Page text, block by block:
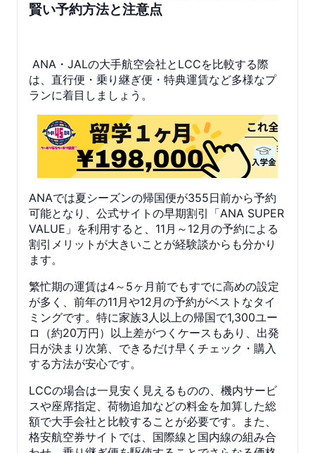
賢い予約方法と注意点
ANA・JALの大手航空会社とLCCを比較する際
は、直行便・乗り継ぎ便・特典運賃など多様なプ
ランに着目しましょう。
ANAでは夏シーズンの帰国便が355日前から予約
可能となり、公式サイトの早期割引「ANA SUPER
VALUE」を利用すると、11月～12月の予約による
割引メリットが大きいことが経験談からも分かり
ます。
繁忙期の運賃は4～5ヶ月前でもすでに高めの設定
が多く、前年の11月や12月の予約がベストなタイ
ミングです。特に家族3人以上の帰国で1,300ユー
ロ（約20万円）以上差がつくケースもあり、出発
日が決まり次第、できるだけ早くチェック・購入
する方法が安心です。
LCCの場合は一見安く見えるものの、機内サービ
スや座席指定、荷物追加などの料金を加算した総
額で大手会社と比較することが必要です。また、
格安航空券サイトでは、国際線と国内線の組み合